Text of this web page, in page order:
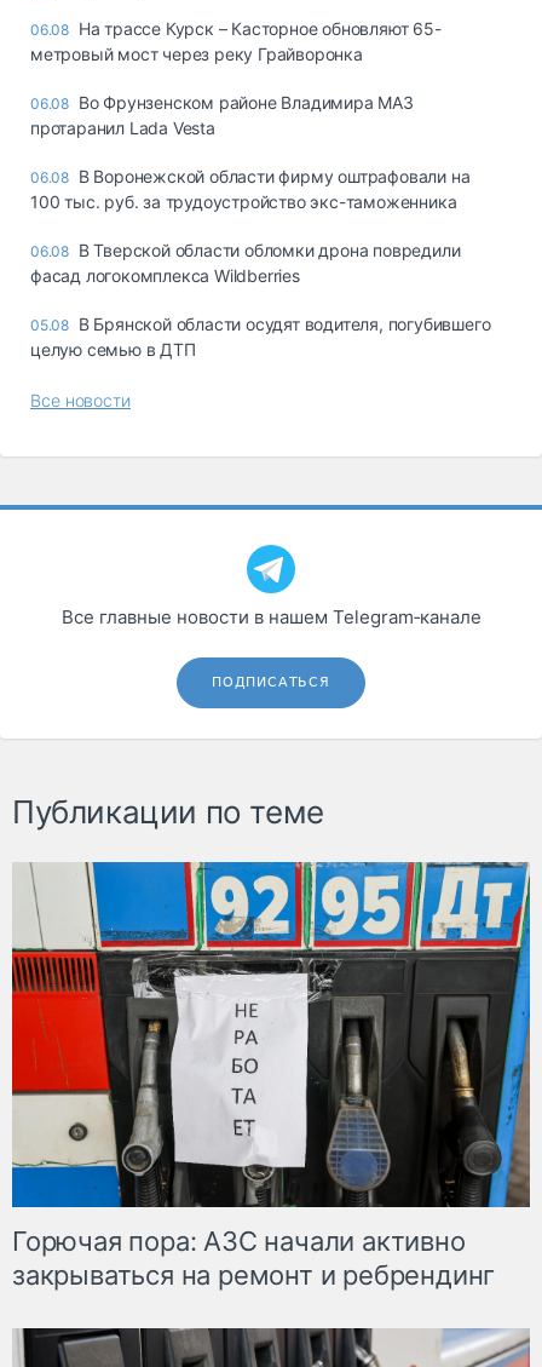
06.08 На трассе Курск – Касторное обновляют 65-
метровый мост через реку Грайворонка
06.08 Во Фрунзенском районе Владимира МАЗ
протаранил Lada Vesta
06.08 В Воронежской области фирму оштрафовали на
100 тыс. руб. за трудоустройство экс-таможенника
06.08 В Тверской области обломки дрона повредили
фасад логокомплекса Wildberries
05.08 В Брянской области осудят водителя, погубившего
целую семью в ДТП
Все новости
Все главные новости в нашем Telegram‑канале
ПОДПИСАТЬСЯ
Публикации по теме
Горючая пора: АЗС начали активно
закрываться на ремонт и ребрендинг